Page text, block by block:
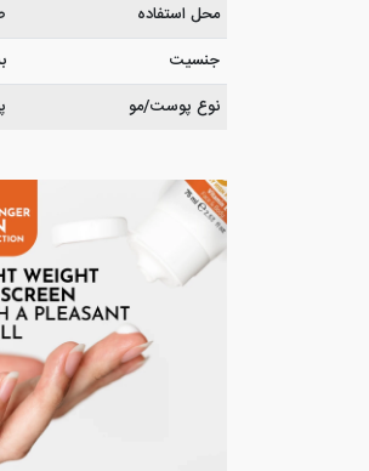
محل استفاده
جنسیت
نوع پوست/مو